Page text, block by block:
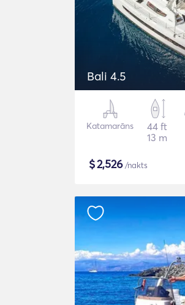
Bali 4.5
Katamarāns
44 ft
13 m
$2,526/nakts